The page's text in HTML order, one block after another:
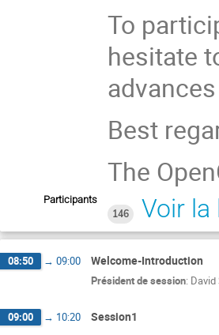
To
hesitate
Best
The
Participants
146
Voir
08:50 → 09:00 Welcome-Introduction
Président de session: David
09:00 → 10:20 Session1